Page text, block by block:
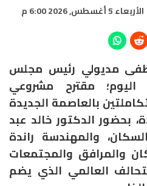
الأربعاء 5 أغسطس, 2026 6:00 م
مديولي رئيس مجلس
اليوم؛ مقترح مشروعي
بالعاصمة الجديدة
بحضور الدكتور خالد عبد
والمهندسة راندة
والمرافق والمجتمعات
العالمي الذي يضم